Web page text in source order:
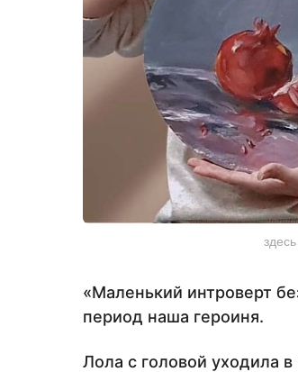
«Маленький интроверт
период наша героиня.
Лола с головой уходила